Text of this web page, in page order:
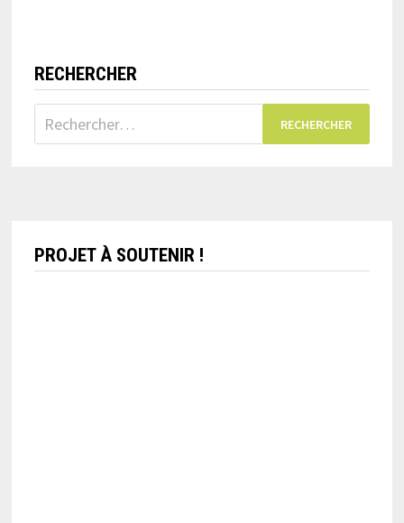
RECHERCHER
Rechercher :
PROJET À SOUTENIR !